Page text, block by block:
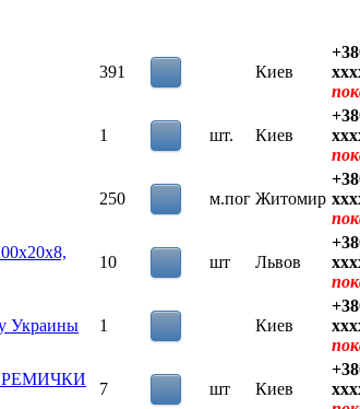
391 Киев
1 шт. Киев
250 м.пог Житомир
10 шт Львов
Украины 1 Киев
7 шт Киев